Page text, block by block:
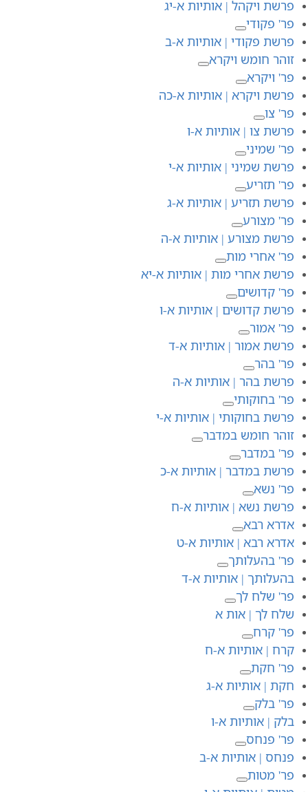
פרשת ויקהל | אותיות א-יג
פר' פקודי
פרשת פקודי | אותיות א-ב
זוהר חומש ויקרא
פר' ויקרא
פרשת ויקרא | אותיות א-כה
פר' צו
פרשת צו | אותיות א-ו
פר' שמיני
פרשת שמיני | אותיות א-י
פר' תזריע
פרשת תזריע | אותיות א-ג
פר' מצורע
פרשת מצורע | אותיות א-ה
פר' אחרי מות
פרשת אחרי מות | אותיות א-יא
פר' קדושים
פרשת קדושים | אותיות א-ו
פר' אמור
פרשת אמור | אותיות א-ד
פר' בהר
פרשת בהר | אותיות א-ה
פר' בחוקותי
פרשת בחוקותי | אותיות א-י
זוהר חומש במדבר
פר' במדבר
פרשת במדבר | אותיות א-כ
פר' נשא
פרשת נשא | אותיות א-ח
אדרא רבא
אדרא רבא | אותיות א-ט
פר' בהעלותך
בהעלותך | אותיות א-ד
פר' שלח לך
שלח לך | אות א
פר' קרח
קרח | אותיות א-ח
פר' חקת
חקת | אותיות א-ג
פר' בלק
בלק | אותיות א-ו
פר' פנחס
פנחס | אותיות א-ב
פר' מטות